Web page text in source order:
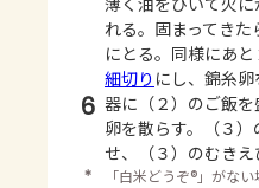
れる。固まってき
にとる。同様にあと
細切り にし、錦糸卵
6 器に（２）のご飯
卵を散らす。（３
せ、（３）のむきえ
＊ 「白米どうぞ®」がな